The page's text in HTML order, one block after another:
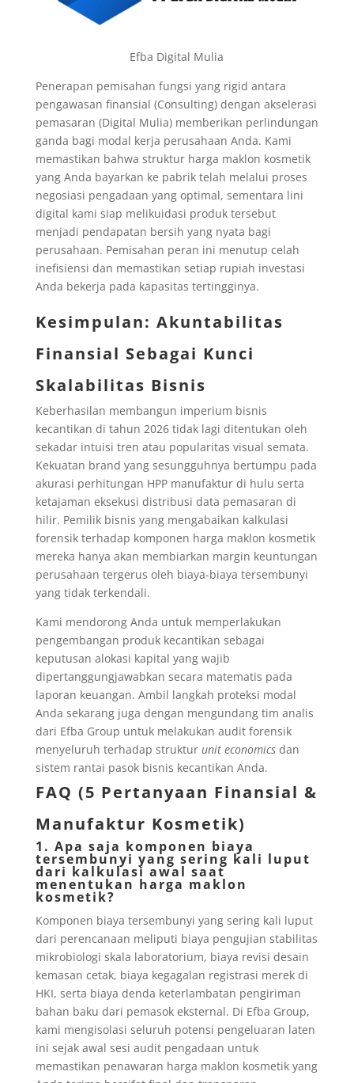
Efba Digital Mulia
Penerapan pemisahan fungsi yang rigid antara
pengawasan finansial (Consulting) dengan akselerasi
pemasaran (Digital Mulia) memberikan perlindungan
ganda bagi modal kerja perusahaan Anda. Kami
memastikan bahwa struktur harga maklon kosmetik
yang Anda bayarkan ke pabrik telah melalui proses
negosiasi pengadaan yang optimal, sementara lini
digital kami siap melikuidasi produk tersebut
menjadi pendapatan bersih yang nyata bagi
perusahaan. Pemisahan peran ini menutup celah
inefisiensi dan memastikan setiap rupiah investasi
Anda bekerja pada kapasitas tertingginya.
Kesimpulan: Akuntabilitas
Finansial Sebagai Kunci
Skalabilitas Bisnis
Keberhasilan membangun imperium bisnis
kecantikan di tahun 2026 tidak lagi ditentukan oleh
sekadar intuisi tren atau popularitas visual semata.
Kekuatan brand yang sesungguhnya bertumpu pada
akurasi perhitungan HPP manufaktur di hulu serta
ketajaman eksekusi distribusi data pemasaran di
hilir. Pemilik bisnis yang mengabaikan kalkulasi
forensik terhadap komponen harga maklon kosmetik
mereka hanya akan membiarkan margin keuntungan
perusahaan tergerus oleh biaya-biaya tersembunyi
yang tidak terkendali.
Kami mendorong Anda untuk memperlakukan
pengembangan produk kecantikan sebagai
keputusan alokasi kapital yang wajib
dipertanggungjawabkan secara matematis pada
laporan keuangan. Ambil langkah proteksi modal
Anda sekarang juga dengan mengundang tim analis
dari Efba Group untuk melakukan audit forensik
menyeluruh terhadap struktur unit economicsdan
sistem rantai pasok bisnis kecantikan Anda.
FAQ (5 Pertanyaan Finansial &
Manufaktur Kosmetik)
1. Apa saja komponen biaya
tersembunyi yang sering kali luput
dari kalkulasi awal saat
menentukan harga maklon
kosmetik?
Komponen biaya tersembunyi yang sering kali luput
dari perencanaan meliputi biaya pengujian stabilitas
mikrobiologi skala laboratorium, biaya revisi desain
kemasan cetak, biaya kegagalan registrasi merek di
HKI, serta biaya denda keterlambatan pengiriman
bahan baku dari pemasok eksternal. Di Efba Group,
kami mengisolasi seluruh potensi pengeluaran laten
ini sejak awal sesi audit pengadaan untuk
memastikan penawaran harga maklon kosmetik yang